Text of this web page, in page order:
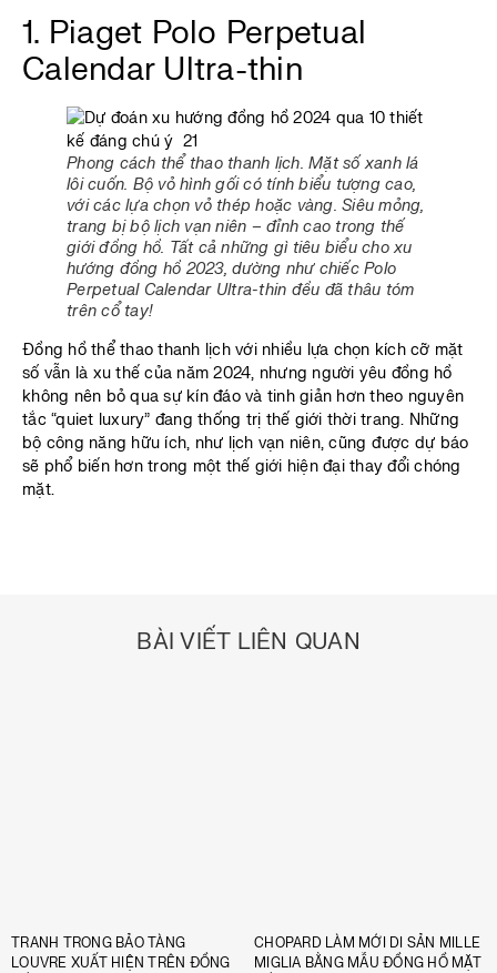
1. Piaget Polo Perpetual
Calendar Ultra-thin
Phong cách thể thao thanh lịch. Mặt số xanh lá
lôi cuốn. Bộ vỏ hình gối có tính biểu tượng cao,
với các lựa chọn vỏ thép hoặc vàng. Siêu mỏng,
trang bị bộ lịch vạn niên – đỉnh cao trong thế
giới đồng hồ. Tất cả những gì tiêu biểu cho xu
hướng đồng hồ 2023, dường như chiếc Polo
Perpetual Calendar Ultra-thin đều đã thâu tóm
trên cổ tay!
Đồng hồ thể thao thanh lịch với nhiều lựa chọn kích cỡ mặt
số vẫn là xu thế của năm 2024, nhưng người yêu đồng hồ
không nên bỏ qua sự kín đáo và tinh giản hơn theo nguyên
tắc “quiet luxury” đang thống trị thế giới thời trang. Những
bộ công năng hữu ích, như lịch vạn niên, cũng được dự báo
sẽ phổ biến hơn trong một thế giới hiện đại thay đổi chóng
mặt.
BÀI VIẾT LIÊN QUAN
TRANH TRONG BẢO TÀNG
LOUVRE XUẤT HIỆN TRÊN ĐỒNG
CHOPARD LÀM MỚI DI SẢN MILLE
MIGLIA BẰNG MẪU ĐỒNG HỒ MẶT